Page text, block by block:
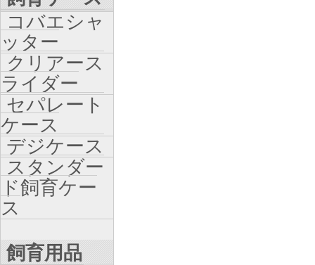
コバエシャ
ッター
クリアース
ライダー
セパレート
ケース
デジケース
スタンダー
ド飼育ケー
ス
飼育用品